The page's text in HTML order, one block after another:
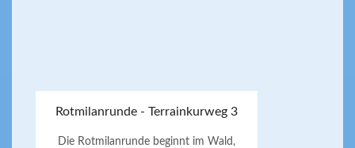
Rotmilanrunde - Terrainkurweg 3
Die Rotmilanrunde beginnt im Wald,